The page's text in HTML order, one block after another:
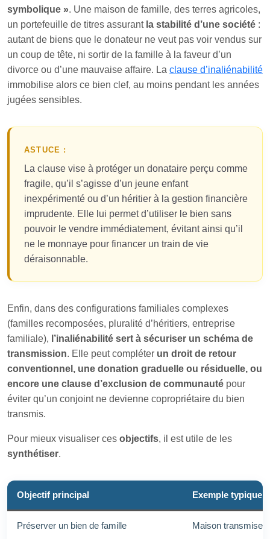
symbolique ». Une maison de famille, des terres agricoles,
un portefeuille de titres assurant la stabilité d’une société :
autant de biens que le donateur ne veut pas voir vendus sur
un coup de tête, ni sortir de la famille à la faveur d’un
divorce ou d’une mauvaise affaire. La clause d’inaliénabilité
immobilise alors ce bien clef, au moins pendant les années
jugées sensibles.
ASTUCE :
La clause vise à protéger un donataire perçu comme
fragile, qu’il s’agisse d’un jeune enfant
inexpérimenté ou d’un héritier à la gestion financière
imprudente. Elle lui permet d’utiliser le bien sans
pouvoir le vendre immédiatement, évitant ainsi qu’il
ne le monnaye pour financer un train de vie
déraisonnable.
Enfin, dans des configurations familiales complexes
(familles recomposées, pluralité d’héritiers, entreprise
familiale), l’inaliénabilité sert à sécuriser un schéma de
transmission. Elle peut compléter un droit de retour
conventionnel, une donation graduelle ou résiduelle, ou
encore une clause d’exclusion de communauté pour
éviter qu’un conjoint ne devienne copropriétaire du bien
transmis.
Pour mieux visualiser ces objectifs, il est utile de les
synthétiser.
Objectif principal Exemple typique
Préserver un bien de famille Maison transmise